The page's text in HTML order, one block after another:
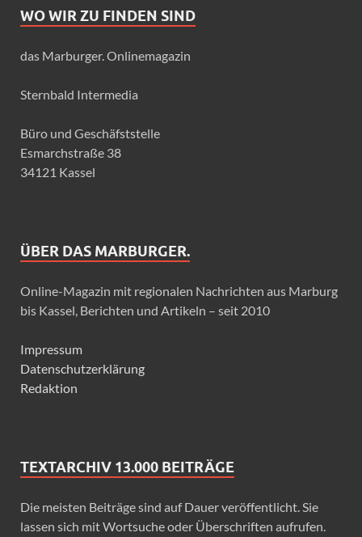
WO WIR ZU FINDEN SIND
das Marburger. Onlinemagazin
Sternbald Intermedia
Büro und Geschäfststelle
Esmarchstraße 38
34121 Kassel
ÜBER DAS MARBURGER.
Online-Magazin mit regionalen Nachrichten aus Marburg
bis Kassel, Berichten und Artikeln – seit 2010
Impressum
Datenschutzerklärung
Redaktion
TEXTARCHIV 13.000 BEITRÄGE
Die meisten Beiträge sind auf Dauer veröffentlicht. Sie
lassen sich mit Wortsuche oder Überschriften aufrufen.